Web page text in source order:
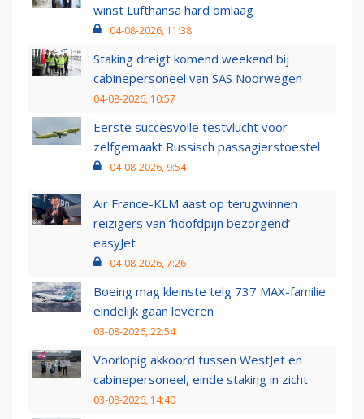
winst Lufthansa hard omlaag
04-08-2026, 11:38
Staking dreigt komend weekend bij
cabinepersoneel van SAS Noorwegen
04-08-2026, 10:57
Eerste succesvolle testvlucht voor
zelfgemaakt Russisch passagierstoestel
04-08-2026, 9:54
Air France-KLM aast op terugwinnen
reizigers van ‘hoofdpijn bezorgend’
easyJet
04-08-2026, 7:26
Boeing mag kleinste telg 737 MAX-familie
eindelijk gaan leveren
03-08-2026, 22:54
Voorlopig akkoord tussen WestJet en
cabinepersoneel, einde staking in zicht
03-08-2026, 14:40